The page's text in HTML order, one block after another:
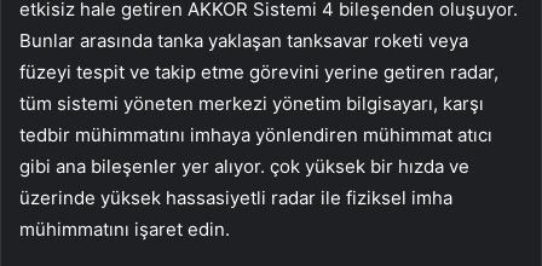
etkisiz hale getiren AKKOR Sistemi 4 bileşenden oluşuyor.
Bunlar arasında tanka yaklaşan tanksavar roketi veya
füzeyi tespit ve takip etme görevini yerine getiren radar,
tüm sistemi yöneten merkezi yönetim bilgisayarı, karşı
tedbir mühimmatını imhaya yönlendiren mühimmat atıcı
gibi ana bileşenler yer alıyor. çok yüksek bir hızda ve
üzerinde yüksek hassasiyetli radar ile fiziksel imha
mühimmatını işaret edin.